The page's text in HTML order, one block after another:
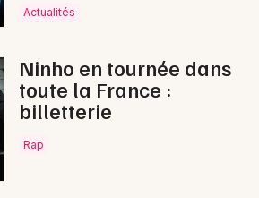
l'Adour
sur-l'Adour
Actualités
Ninho en tournée dans
toute la France :
billetterie
Rap